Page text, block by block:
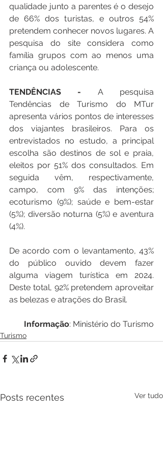
qualidade junto a parentes é o desejo
de 66% dos turistas, e outros 54%
pretendem conhecer novos lugares. A
pesquisa do site considera como
família grupos com ao menos uma
criança ou adolescente.
TENDÊNCIAS - A pesquisa
Tendências de Turismo do MTur
apresenta vários pontos de interesses
dos viajantes brasileiros. Para os
entrevistados no estudo, a principal
escolha são destinos de sol e praia,
eleitos por 51% dos consultados. Em
seguida vêm, respectivamente,
campo, com 9% das intenções;
ecoturismo (9%); saúde e bem-estar
(5%); diversão noturna (5%) e aventura
(4%).
De acordo com o levantamento, 43%
do público ouvido devem fazer
alguma viagem turística em 2024.
Deste total, 92% pretendem aproveitar
as belezas e atrações do Brasil.
Informação: Ministério do Turismo
Turismo
Posts recentes Ver tudo